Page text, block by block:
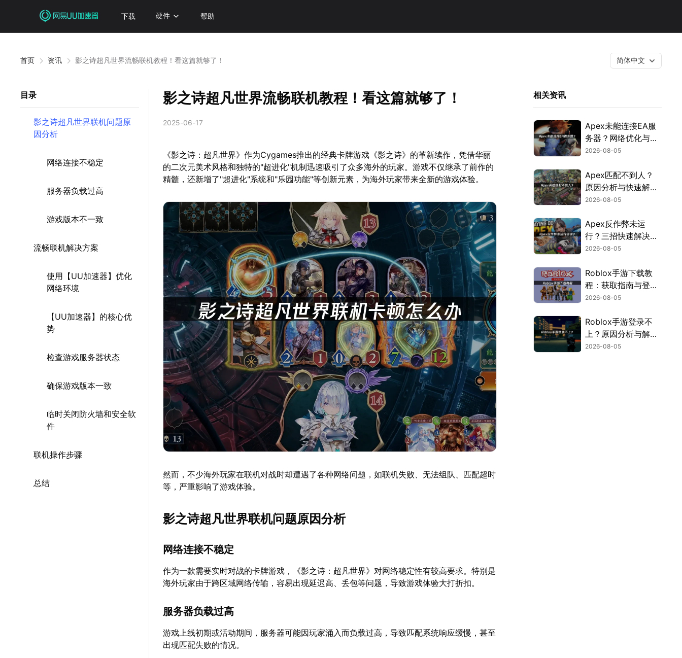
下载 硬件 帮助
首页 资讯 影之诗超凡世界流畅联机教程！看这篇就够了！ 简体中文
目录
影之诗超凡世界联机问题原
因分析
网络连接不稳定
服务器负载过高
游戏版本不一致
流畅联机解决方案
使用【UU加速器】优化
网络环境
【UU加速器】的核心优
势
检查游戏服务器状态
确保游戏版本一致
临时关闭防火墙和安全软
件
联机操作步骤
总结
影之诗超凡世界流畅联机教程！看这篇就够了！
2025-06-17
《影之诗：超凡世界》作为Cygames推出的经典卡牌游戏《影之诗》的革新续作，凭借华丽
的二次元美术风格和独特的"超进化"机制迅速吸引了众多海外的玩家。游戏不仅继承了前作的
精髓，还新增了"超进化"系统和"乐园功能"等创新元素，为海外玩家带来全新的游戏体验。
然而，不少海外玩家在联机对战时却遭遇了各种网络问题，如联机失败、无法组队、匹配超时
等，严重影响了游戏体验。
影之诗超凡世界联机问题原因分析
网络连接不稳定
作为一款需要实时对战的卡牌游戏，《影之诗：超凡世界》对网络稳定性有较高要求。特别是
海外玩家由于跨区域网络传输，容易出现延迟高、丢包等问题，导致游戏体验大打折扣。
服务器负载过高
游戏上线初期或活动期间，服务器可能因玩家涌入而负载过高，导致匹配系统响应缓慢，甚至
出现匹配失败的情况。
相关资讯
Apex未能连接EA服
务器？网络优化与故
障排查指南！
2026-08-05
Apex匹配不到人？
原因分析与快速解决
方案！
2026-08-05
Apex反作弊未运
行？三招快速解决方
案！
2026-08-05
Roblox手游下载教
程：获取指南与登录
解决方案！
2026-08-05
Roblox手游登录不
上？原因分析与解决
方案！
2026-08-05